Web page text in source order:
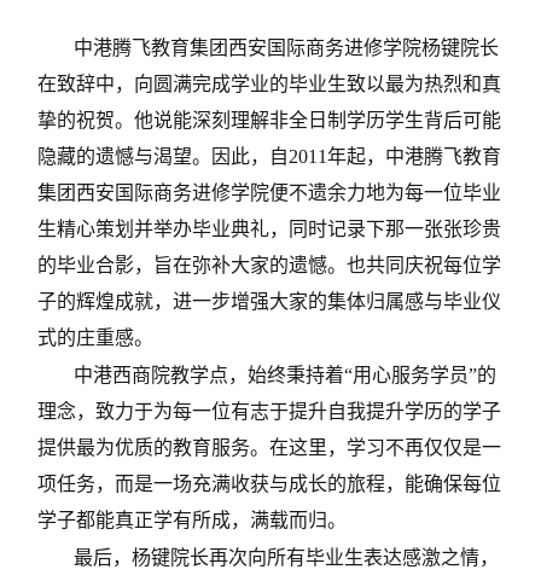
中港腾飞教育集团西安国际商务进修学院杨键院长
在致辞中，向圆满完成学业的毕业生致以最为热烈和真
挚的祝贺。他说能深刻理解非全日制学历学生背后可能
隐藏的遗憾与渴望。因此，自2011年起，中港腾飞教育
集团西安国际商务进修学院便不遗余力地为每一位毕业
生精心策划并举办毕业典礼，同时记录下那一张张珍贵
的毕业合影，旨在弥补大家的遗憾。也共同庆祝每位学
子的辉煌成就，进一步增强大家的集体归属感与毕业仪
式的庄重感。
中港西商院教学点，始终秉持着“用心服务学员”的
理念，致力于为每一位有志于提升自我提升学历的学子
提供最为优质的教育服务。在这里，学习不再仅仅是一
项任务，而是一场充满收获与成长的旅程，能确保每位
学子都能真正学有所成，满载而归。
最后，杨键院长再次向所有毕业生表达感激之情，